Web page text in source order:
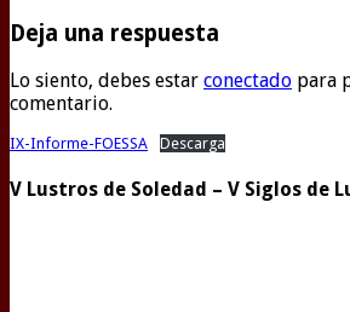
Deja una respuesta
Lo siento, debes estar conectado para
comentario.
IX-Informe-FOESSA Descarga
V Lustros de Soledad – V Siglos de